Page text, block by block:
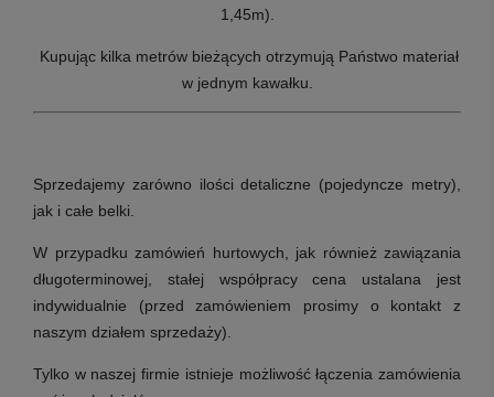
1,45m).
Kupując kilka metrów bieżących otrzymują Państwo materiał
w jednym kawałku.
Sprzedajemy zarówno ilości detaliczne (pojedyncze metry),
jak i całe belki.
W przypadku zamówień hurtowych, jak również zawiązania
długoterminowej, stałej współpracy cena ustalana jest
indywidualnie (przed zamówieniem prosimy o kontakt z
naszym działem sprzedaży).
Tylko w naszej firmie istnieje możliwość łączenia zamówienia